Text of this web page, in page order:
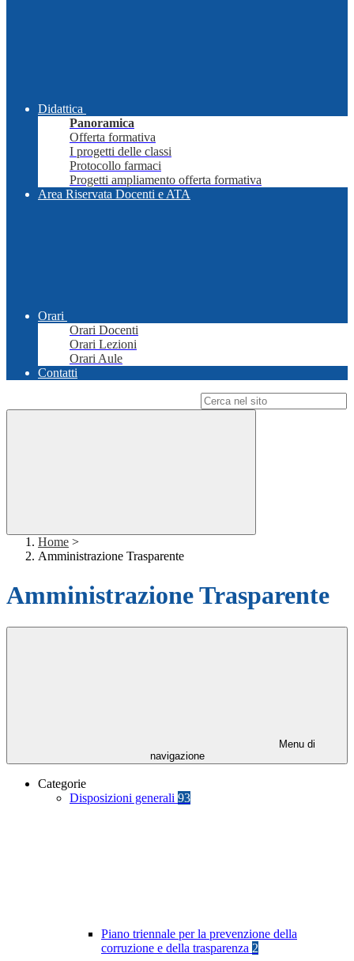
Didattica
Panoramica
Offerta formativa
I progetti delle classi
Protocollo farmaci
Progetti ampliamento offerta formativa
Area Riservata Docenti e ATA
Orari
Orari Docenti
Orari Lezioni
Orari Aule
Contatti
Home >
Amministrazione Trasparente
Amministrazione Trasparente
Menu di
navigazione
Categorie
Disposizioni generali 93
Piano triennale per la prevenzione della
corruzione e della trasparenza 2